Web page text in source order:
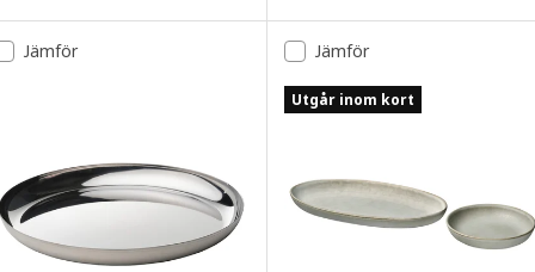
Jämför Jämför
Utgår inom kort